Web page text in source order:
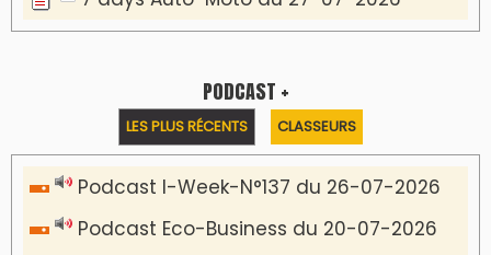
PODCAST +
LES PLUS RÉCENTS CLASSEURS
Podcast I-Week-N°137 du 26-07-2026
Podcast Eco-Business du 20-07-2026